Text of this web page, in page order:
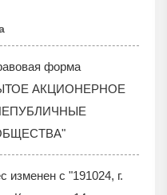
форма
АКЦИОНЕРНОЕ
изменен с "191024, г.